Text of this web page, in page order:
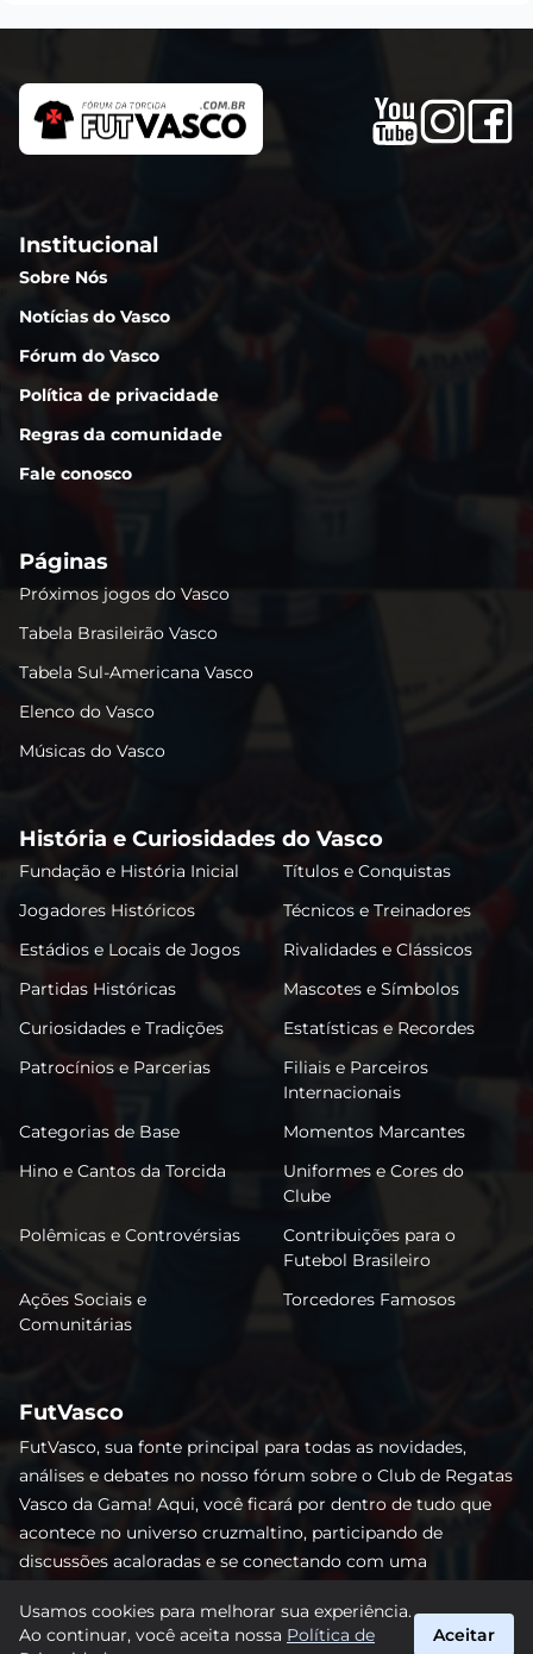
Institucional
Sobre Nós
Notícias do Vasco
Fórum do Vasco
Política de privacidade
Regras da comunidade
Fale conosco
Páginas
Próximos jogos do Vasco
Tabela Brasileirão Vasco
Tabela Sul-Americana Vasco
Elenco do Vasco
Músicas do Vasco
História e Curiosidades do Vasco
Fundação e História Inicial
Títulos e Conquistas
Jogadores Históricos
Técnicos e Treinadores
Estádios e Locais de Jogos
Rivalidades e Clássicos
Partidas Históricas
Mascotes e Símbolos
Curiosidades e Tradições
Estatísticas e Recordes
Patrocínios e Parcerias
Filiais e Parceiros
Internacionais
Categorias de Base
Momentos Marcantes
Hino e Cantos da Torcida
Uniformes e Cores do
Clube
Polêmicas e Controvérsias
Contribuições para o
Futebol Brasileiro
Ações Sociais e
Comunitárias
Torcedores Famosos
FutVasco
FutVasco, sua fonte principal para todas as novidades,
análises e debates no nosso fórum sobre o Club de Regatas
Vasco da Gama! Aqui, você ficará por dentro de tudo que
acontece no universo cruzmaltino, participando de
discussões acaloradas e se conectando com uma
nenhum lance e acompanhe de perto o caminho do Vasco
rumo às vitórias! #Vasco #FutVasco
Usamos cookies para melhorar sua experiência.
Ao continuar, você aceita nossa Política de
Aceitar